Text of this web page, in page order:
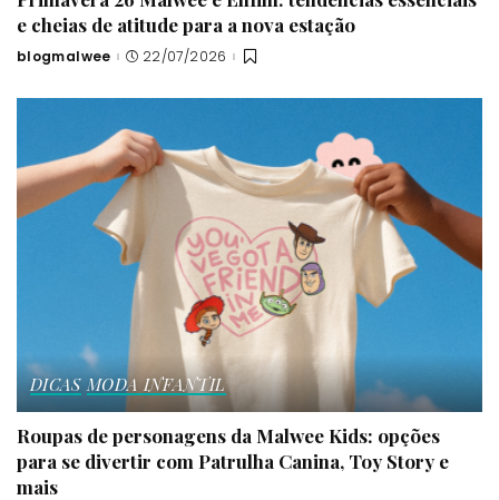
e cheias de atitude para a nova estação
Posted
blogmalwee 22/07/2026
DICAS MODA INFANTIL
Roupas de personagens da Malwee Kids: opções
para se divertir com Patrulha Canina, Toy Story e
mais